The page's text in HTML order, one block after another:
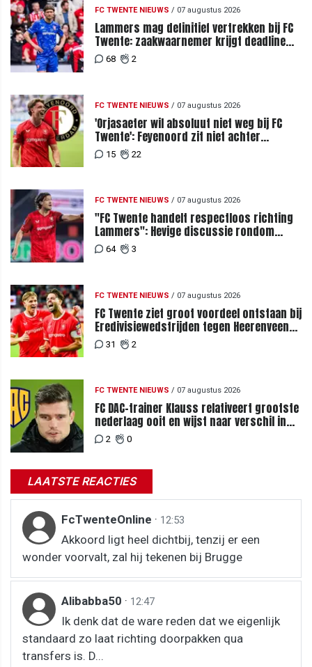
FC TWENTE NIEUWS / 07 augustus 2026
Lammers mag definitief vertrekken bij FC
Twente: zaakwaarnemer krijgt deadline
vanwege komst vervanger
68 2
FC TWENTE NIEUWS / 07 augustus 2026
'Orjasaeter wil absoluut niet weg bij FC
Twente': Feyenoord zit niet achter
recordbod
15 22
FC TWENTE NIEUWS / 07 augustus 2026
"FC Twente handelt respectloos richting
Lammers": Hevige discussie rondom
degradatie tot derde spits
64 3
FC TWENTE NIEUWS / 07 augustus 2026
FC Twente ziet groot voordeel ontstaan bij
Eredivisiewedstrijden tegen Heerenveen
en PEC Zwolle
31 2
FC TWENTE NIEUWS / 07 augustus 2026
FC DAC-trainer Klauss relativeert grootste
nederlaag ooit en wijst naar verschil in
selectiewaarden
2 0
LAATSTE REACTIES
FcTwenteOnline · 12:53
Akkoord ligt heel dichtbij, tenzij er een
wonder voorvalt, zal hij tekenen bij Brugge
Alibabba50 · 12:47
Ik denk dat de ware reden dat we eigenlijk
standaard zo laat richting doorpakken qua
transfers is. D...